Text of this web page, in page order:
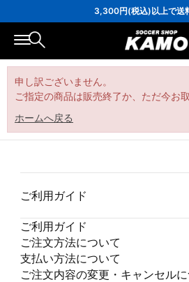
3,300円(税込)以上で送
ポイント還元率5％！プレミ
会員の方にはお誕生月に「10％OFF
16,000円(税込)以上でシューズケ
3,300円(税込)以上で送
申し訳ございません。
ご指定の商品は販売終了か、ただ今お
ホームへ戻る
ご利用ガイド
ご利用ガイド
ご注文方法について
支払い方法について
ご注文内容の変更・キャンセル